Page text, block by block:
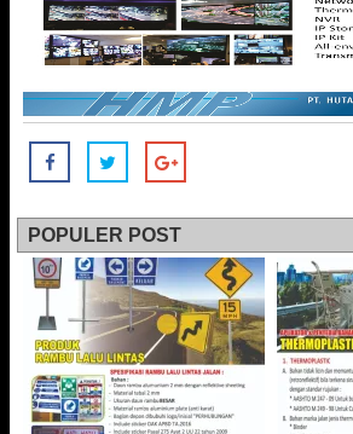
POPULER POST